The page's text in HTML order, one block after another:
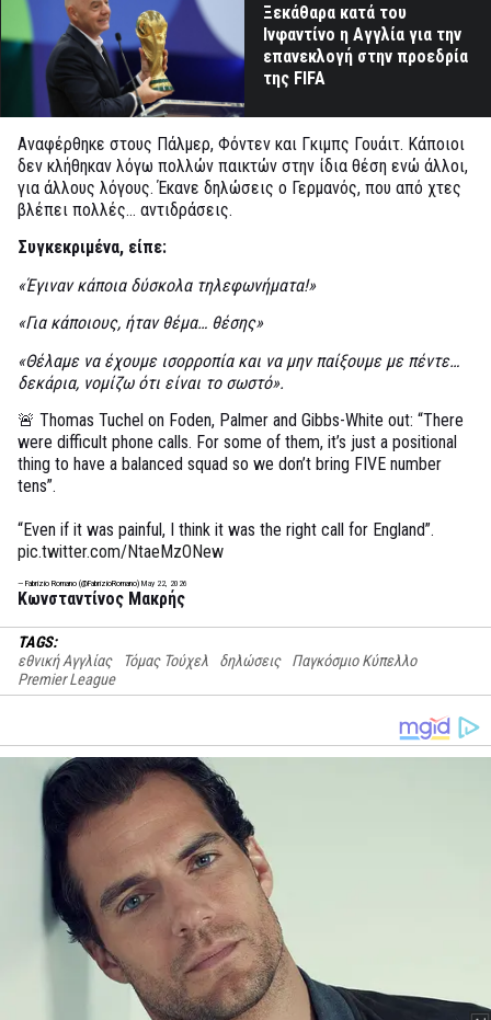
Ξεκάθαρα κατά του
Ινφαντίνο η Αγγλία για την
επανεκλογή στην προεδρία
της FIFA
Αναφέρθηκε στους Πάλμερ, Φόντεν και Γκιμπς Γουάιτ. Κάποιοι
δεν κλήθηκαν λόγω πολλών παικτών στην ίδια θέση ενώ άλλοι,
για άλλους λόγους. Έκανε δηλώσεις ο Γερμανός, που από χτες
βλέπει πολλές… αντιδράσεις.
Συγκεκριμένα, είπε:
«Έγιναν κάποια δύσκολα τηλεφωνήματα!»
«Για κάποιους, ήταν θέμα… θέσης»
«Θέλαμε να έχουμε ισορροπία και να μην παίξουμε με πέντε…
δεκάρια, νομίζω ότι είναι το σωστό».
🚨 Thomas Tuchel on Foden, Palmer and Gibbs-White out: “There
were difficult phone calls. For some of them, it’s just a positional
thing to have a balanced squad so we don’t bring FIVE number
tens”.
“Even if it was painful, I think it was the right call for England”.
pic.twitter.com/NtaeMzONew
— Fabrizio Romano (@FabrizioRomano) May 22, 2026
Κωνσταντίνος Μακρής
TAGS:
εθνική Αγγλίας
Τόμας Τούχελ δηλώσεις
Παγκόσμιο Κύπελλο
Premier League